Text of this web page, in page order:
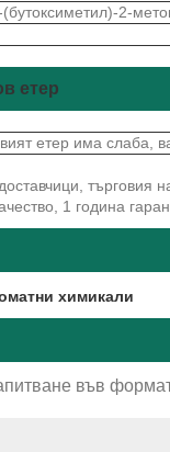
2-
етер
етер има слаба,
търговия
1 година
химикали
във